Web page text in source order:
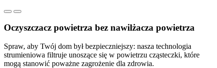
Oczyszczacz powietrza bez nawilżacza powietrza
Spraw, aby Twój dom był bezpieczniejszy: nasza technologia
strumieniowa filtruje unoszące się w powietrzu cząsteczki, które
mogą stanowić poważne zagrożenie dla zdrowia.